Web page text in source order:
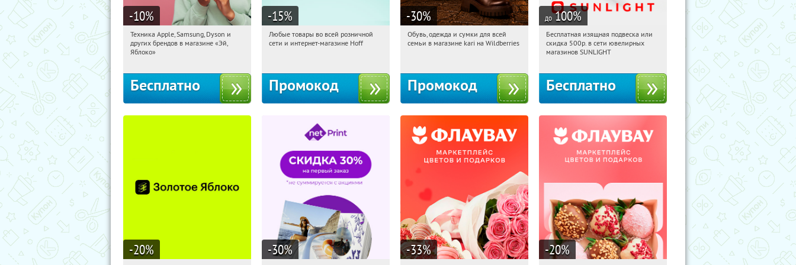
-10%
19:32:17
Получи первым!
Багратионовская
Техника Apple, Samsung, Dyson и
других брендов в магазине «Эй,
Яблоко»
Бесплатно
-15%
19:32:17 Получили:
Любые товары во всей розничной
сети и интернет-магазине Hoff
Промокод
-30%
19:32:17 Получили:
Обувь, одежда и сумки для всей
семьи в магазине kari на Wildberries
Промокод
до 100%
19:32:17 Получили:
Россия
Бесплатная изящная подвеска или
скидка 500р. в сети ювелирных
магазинов SUNLIGHT
Бесплатно
-20% -30% -33% -20%